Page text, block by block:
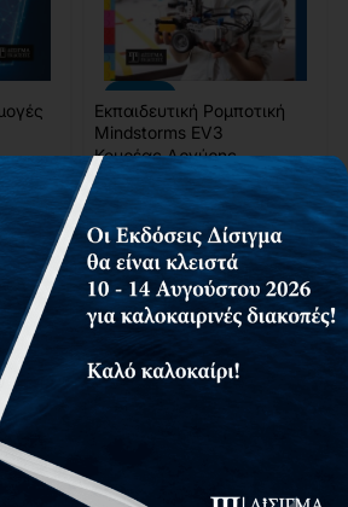
-10%
Διαθέσιμο
Εκπαιδευτική Ρομποτική
Mindstorms EV3
Κουρέας Αργύρης
,
Νάτσικας Κωνσταντίνος
,
Τσιμπίρης Αλκιβιάδης
…
18,00€ 20,00€
ΠΡΟΣΘΉΚΗ